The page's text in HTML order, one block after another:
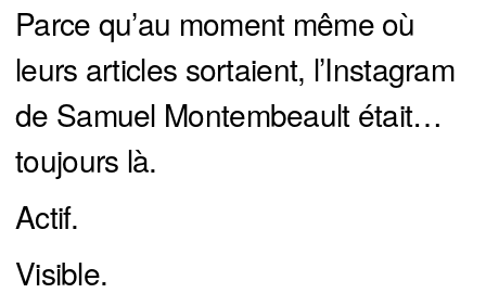
Parce qu’au moment même où
leurs articles sortaient, l’Instagram
de Samuel Montembeault était…
toujours là.
Actif.
Visible.